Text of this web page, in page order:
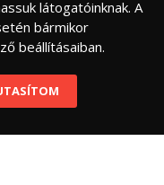
látogatóinknak. A
bármikor
beállításaiban.